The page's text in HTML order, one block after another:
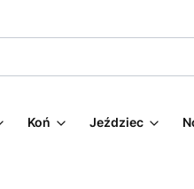
Koń Jeździec